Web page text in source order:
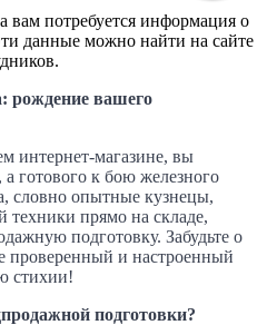
вам потребуется информация о
данные можно найти на сайте
рождение вашего
интернет-магазине, вы
а готового к бою железного
словно опытные кузнецы,
техники прямо на складе,
подготовку. Забудьте о
проверенный и настроенный
стихии!
подготовки?